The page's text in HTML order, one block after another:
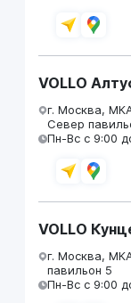
VOLLO
г. Москва,
Север
Пн-Вс с 9:00
VOLLO
г. Москва,
павильон 5
Пн-Вс с 9:00